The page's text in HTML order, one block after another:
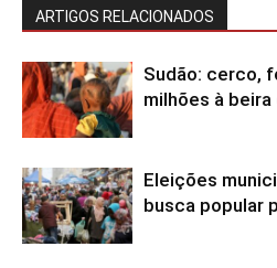
ARTIGOS RELACIONADOS
Sudão: cerco,
milhões à
Eleições
busca popular